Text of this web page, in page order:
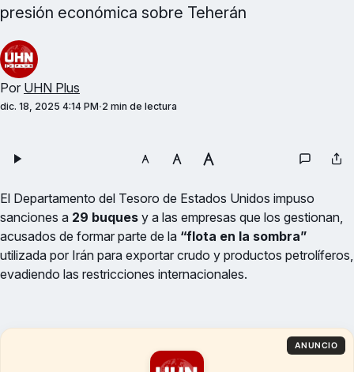
presión económica sobre Teherán
Por UHN Plus
dic. 18, 2025 4:14 PM 2 min de lectura
El Departamento del Tesoro de Estados Unidos impuso
sanciones a 29 buques y a las empresas que los gestionan,
acusados de formar parte de la “flota en la sombra”
utilizada por Irán para exportar crudo y productos petrolíferos,
evadiendo las restricciones internacionales.
ANUNCIO